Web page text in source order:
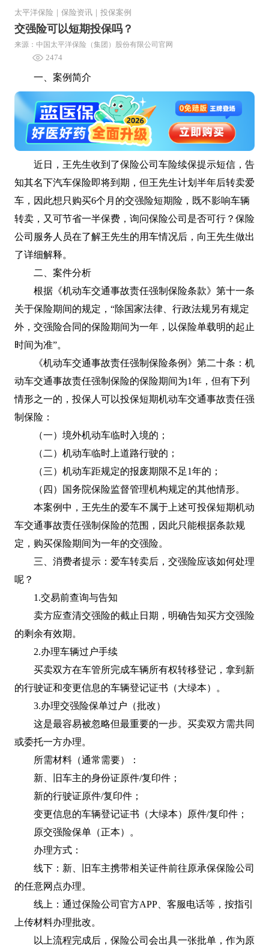
太平洋保险 保险资讯 投保案例
交强险可以短期投保吗？
来源：中国太平洋保险（集团）股份有限公司官网
2474
一、案例简介
近日，王先生收到了保险公司车险续保提示短信，告
知其名下汽车保险即将到期，但王先生计划半年后转卖爱
车，因此想只购买6个月的交强险短期险，既不影响车辆
转卖，又可节省一半保费，询问保险公司是否可行？保险
公司服务人员在了解王先生的用车情况后，向王先生做出
了详细解释。
二、案件分析
根据《机动车交通事故责任强制保险条款》第十一条
关于保险期间的规定，“除国家法律、行政法规另有规定
外，交强险合同的保险期间为一年，以保险单载明的起止
时间为准”。
《机动车交通事故责任强制保险条例》第二十条：机
动车交通事故责任强制保险的保险期间为1年，但有下列
情形之一的，投保人可以投保短期机动车交通事故责任强
制保险：
（一）境外机动车临时入境的；
（二）机动车临时上道路行驶的；
（三）机动车距规定的报废期限不足1年的；
（四）国务院保险监督管理机构规定的其他情形。
本案例中，王先生的爱车不属于上述可投保短期机动
车交通事故责任强制保险的范围，因此只能根据条款规
定，购买保险期间为一年的交强险。
三、消费者提示：爱车转卖后，交强险应该如何处理
呢？
1.交易前查询与告知
卖方应查清交强险的截止日期，明确告知买方交强险
的剩余有效期。
2.办理车辆过户手续
买卖双方在车管所完成车辆所有权转移登记，拿到新
的行驶证和变更信息的车辆登记证书（大绿本）。
3.办理交强险保单过户（批改）
这是最容易被忽略但最重要的一步。买卖双方需共同
或委托一方办理。
所需材料（通常需要）：
新、旧车主的身份证原件/复印件；
新的行驶证原件/复印件；
变更信息的车辆登记证书（大绿本）原件/复印件；
原交强险保单（正本）。
办理方式：
线下：新、旧车主携带相关证件前往原承保保险公司
的任意网点办理。
线上：通过保险公司官方APP、客服电话等，按指引
上传材料办理批改。
以上流程完成后，保险公司会出具一张批单，作为原